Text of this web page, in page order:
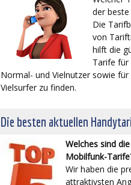
der beste
Die
von
hilft die
Tarife für
Normal- und Vielnutzer sowie für
Vielsurfer zu finden.
Die besten aktuellen
Welches sind
Mobilfunk-
Wir haben die
attraktivsten